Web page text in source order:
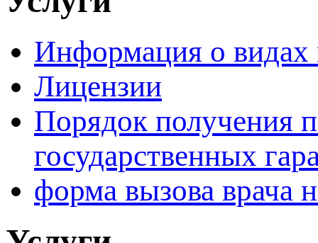
Информация о
Лицензии
Порядок получения
государственных
форма вызова врача